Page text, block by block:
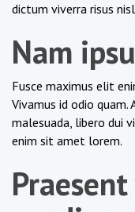
dictum viverra risus
Nam
Fusce maximus elit
Vivamus id odio quam.
malesuada, libero dui
enim sit amet lorem.